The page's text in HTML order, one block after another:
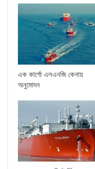
এক কার্গো এলএনজি কেনায়
অনুমোদন